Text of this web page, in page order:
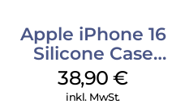
Apple iPhone 16
Silicone Case
MagSafe
Ultramarine
38,90€
inkl. MwSt.